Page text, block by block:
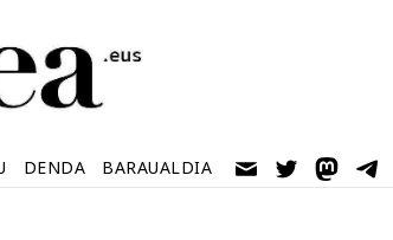
DENDA BARAUALDIA